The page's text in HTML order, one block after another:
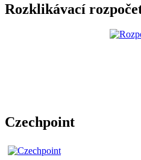
Rozklikávací
Czechpoint